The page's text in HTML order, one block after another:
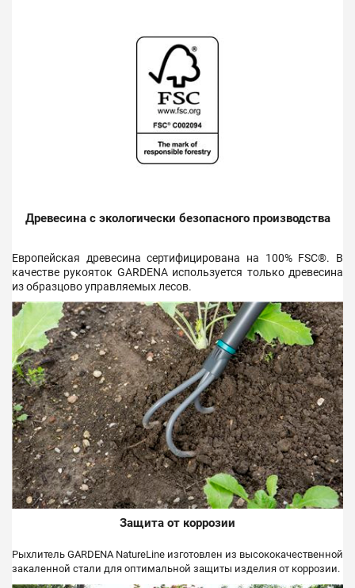
Древесина с экологически безопасного производства
Европейская древесина сертифицирована на 100% FSC®. В
качестве рукояток GARDENA используется только древесина
из образцово управляемых лесов.
Защита от коррозии
Рыхлитель GARDENA NatureLine изготовлен из высококачественной
закаленной стали для оптимальной защиты изделия от коррозии.